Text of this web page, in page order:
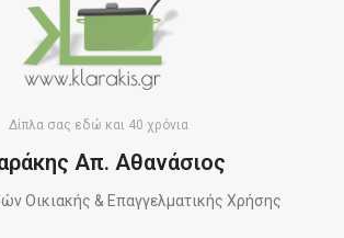
Δίπλα σας εδώ και 40 χρόνια
Απ. Αθανάσιος
Οικιακής & Επαγγελματικής Χρήσης